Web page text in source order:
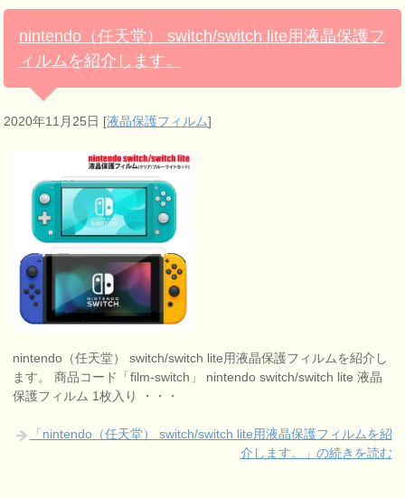
nintendo（任天堂） switch/switch lite用液晶保護フ
ィルムを紹介します。
2020年11月25日 [液晶保護フィルム]
nintendo（任天堂） switch/switch lite用液晶保護フィルムを紹介し
ます。 商品コード「film-switch」 nintendo switch/switch lite 液晶
保護フィルム 1枚入り ・・・
「nintendo（任天堂） switch/switch lite用液晶保護フィルムを紹
介します。」の続きを読む